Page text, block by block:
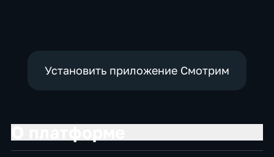
Установить приложение Смотрим